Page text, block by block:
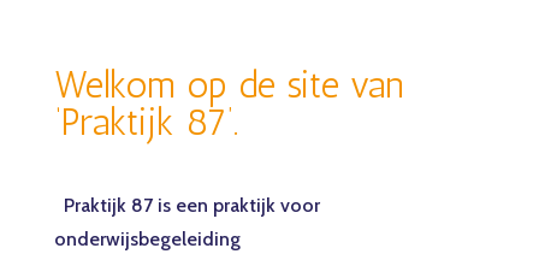
Welkom op de site van
‘Praktijk 87’.
Praktijk 87 is een praktijk voor
onderwijsbegeleiding